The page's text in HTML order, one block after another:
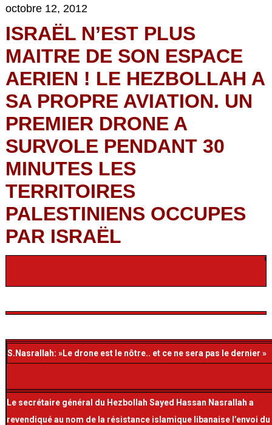
octobre 12, 2012
ISRAËL N’EST PLUS
MAITRE DE SON ESPACE
AERIEN ! LE HEZBOLLAH A
SA PROPRE AVIATION. UN
PREMIER DRONE A
SURVOLE PENDANT 30
MINUTES LES
TERRITOIRES
PALESTINIENS OCCUPES
PAR ISRAËL
S.Nasrallah: »Le drone est le nôtre.. et ce ne sera pas le dernier »
Le secrétaire général du Hezbollah Sayed Hassan Nasrallah a
revendiqué au nom de la résistance islamique libanaise l’envoi du